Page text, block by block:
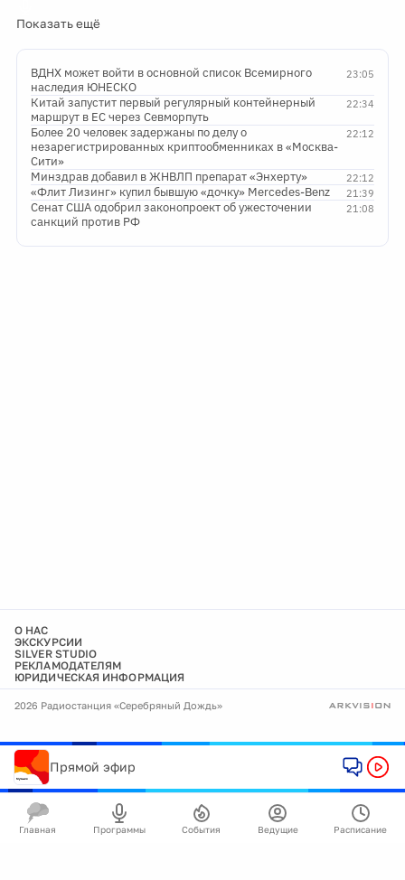
Показать ещё
23:05
ВДНХ может войти в основной список Всемирного
наследия ЮНЕСКО
22:34
Китай запустит первый регулярный контейнерный
маршрут в ЕС через Севморпуть
22:12
Более 20 человек задержаны по делу о
незарегистрированных криптообменниках в «Москва-
Сити»
22:12
Минздрав добавил в ЖНВЛП препарат «Энхерту»
21:39
«Флит Лизинг» купил бывшую «дочку» Mercedes-Benz
21:08
Сенат США одобрил законопроект об ужесточении
санкций против РФ
О НАС
ЭКСКУРСИИ
SILVER STUDIO
РЕКЛАМОДАТЕЛЯМ
ЮРИДИЧЕСКАЯ ИНФОРМАЦИЯ
2026 Радиостанция «Серебряный Дождь»
Прямой эфир
Главная Программы События Ведущие Расписание